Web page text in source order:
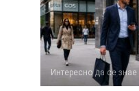
Интересно да се знае